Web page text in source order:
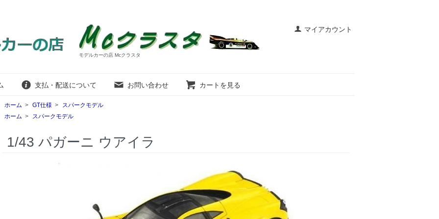
マイアカウント
モデルカーの店 Mcクラスタ
支払・配送について お問い合わせ カートを見る
ホーム > GT仕様 >
スパークモデル
ホーム > スパークモデル
1/43 パガーニ ウアイラ